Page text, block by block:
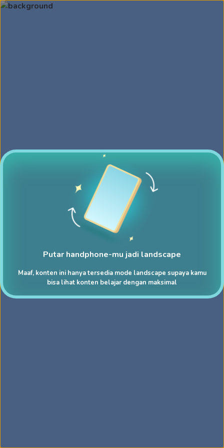
Putar handphone-mu jadi landscape
Maaf, konten ini hanya tersedia mode landscape supaya kamu
bisa lihat konten belajar dengan maksimal